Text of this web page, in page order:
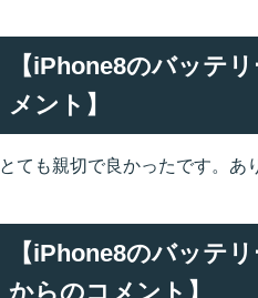
【iPhone8のバッテ
メント】
とても親切で良かったです。あ
【iPhone8のバッテ
からのコメント】